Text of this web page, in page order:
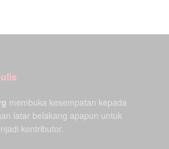
membuka kesempatan kepada
latar belakang apapun untuk
kontributor.